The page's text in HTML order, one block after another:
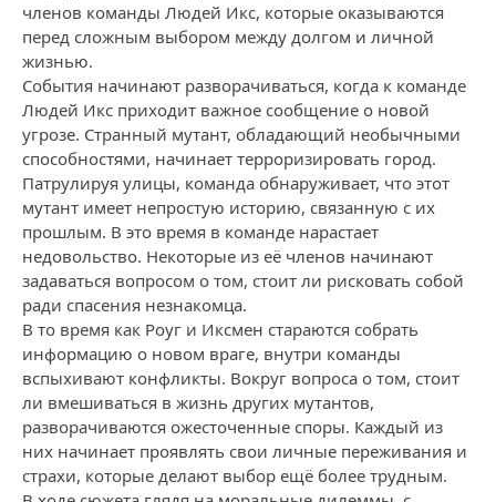
членов команды Людей Икс, которые оказываются
перед сложным выбором между долгом и личной
жизнью.
События начинают разворачиваться, когда к команде
Людей Икс приходит важное сообщение о новой
угрозе. Странный мутант, обладающий необычными
способностями, начинает терроризировать город.
Патрулируя улицы, команда обнаруживает, что этот
мутант имеет непростую историю, связанную с их
прошлым. В это время в команде нарастает
недовольство. Некоторые из её членов начинают
задаваться вопросом о том, стоит ли рисковать собой
ради спасения незнакомца.
В то время как Роуг и Иксмен стараются собрать
информацию о новом враге, внутри команды
вспыхивают конфликты. Вокруг вопроса о том, стоит
ли вмешиваться в жизнь других мутантов,
разворачиваются ожесточенные споры. Каждый из
них начинает проявлять свои личные переживания и
страхи, которые делают выбор ещё более трудным.